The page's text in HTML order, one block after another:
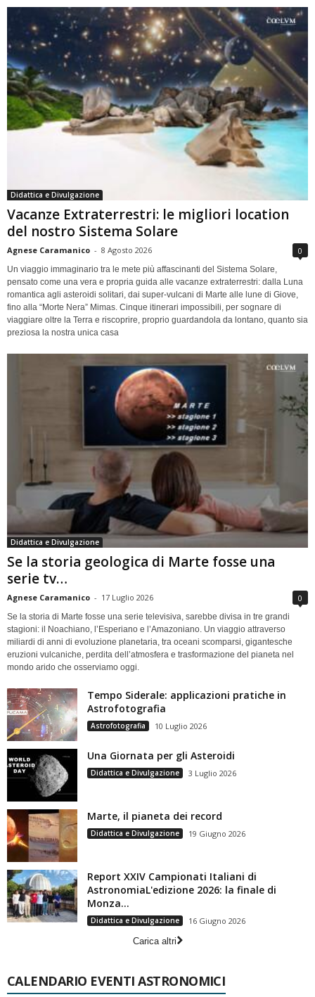
Didattica e Divulgazione
Vacanze Extraterrestri: le migliori location
del nostro Sistema Solare
Agnese Caramanico - 8 Agosto 2026 0
Un viaggio immaginario tra le mete più affascinanti del Sistema Solare,
pensato come una vera e propria guida alle vacanze extraterrestri: dalla Luna
romantica agli asteroidi solitari, dai super-vulcani di Marte alle lune di Giove,
fino alla “Morte Nera” Mimas. Cinque itinerari impossibili, per sognare di
viaggiare oltre la Terra e riscoprire, proprio guardandola da lontano, quanto sia
preziosa la nostra unica casa
Didattica e Divulgazione
Se la storia geologica di Marte fosse una
serie tv…
Agnese Caramanico - 17 Luglio 2026 0
Se la storia di Marte fosse una serie televisiva, sarebbe divisa in tre grandi
stagioni: il Noachiano, l’Esperiano e l’Amazoniano. Un viaggio attraverso
miliardi di anni di evoluzione planetaria, tra oceani scomparsi, gigantesche
eruzioni vulcaniche, perdita dell’atmosfera e trasformazione del pianeta nel
mondo arido che osserviamo oggi.
Tempo Siderale: applicazioni pratiche in
Astrofotografia
Astrofotografia 10 Luglio 2026
Una Giornata per gli Asteroidi
Didattica e Divulgazione 3 Luglio 2026
Marte, il pianeta dei record
Didattica e Divulgazione 19 Giugno 2026
Report XXIV Campionati Italiani di
AstronomiaL'edizione 2026: la finale di
Monza...
Didattica e Divulgazione
16 Giugno 2026
Carica altri
CALENDARIO EVENTI ASTRONOMICI